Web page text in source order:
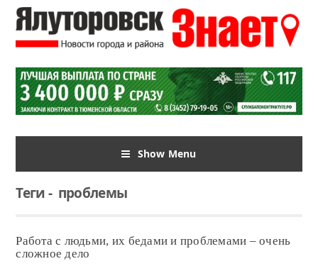
Show Menu
Теги-проблемы
Работа с людьми, их бедами и проблемами – очень
сложное дело